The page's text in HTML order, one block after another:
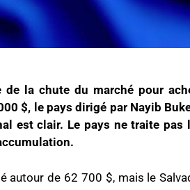
de la chute du marché pour
$, le pays dirigé par Nayib
est clair. Le pays ne traite
autour de 62 700 $, mais le